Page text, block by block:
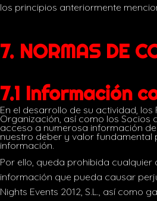
los principios anteriormente
7. NORMAS DE
7.1 Información
En el desarrollo de su actividad, los
Organización, así como los Socios
acceso a numerosa información
nuestro deber y valor fundamental
información.
Por ello, queda prohibida
información que pueda causar
Nights Events 2012, S.L., así como